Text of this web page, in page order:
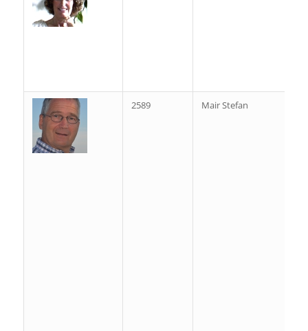
2589 Mair Stefan